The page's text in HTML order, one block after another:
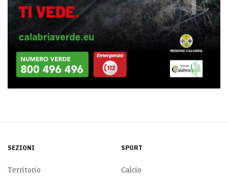
SEZIONI
Territorio
SPORT
Calcio